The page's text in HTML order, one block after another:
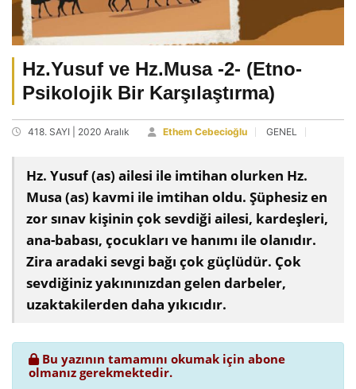
Hz.Yusuf ve Hz.Musa -2- (Etno-
Psikolojik Bir Karşılaştırma)
418. SAYI | 2020 Aralık Ethem Cebecioğlu GENEL
Hz. Yusuf (as) ailesi ile imtihan olurken Hz.
Musa (as) kavmi ile imtihan oldu. Şüphesiz en
zor sınav kişinin çok sevdiği ailesi, kardeşleri,
ana-babası, çocukları ve hanımı ile olanıdır.
Zira aradaki sevgi bağı çok güçlüdür. Çok
sevdiğiniz yakınınızdan gelen darbeler,
uzaktakilerden daha yıkıcıdır.
Bu yazının tamamını okumak için abone
olmanız gerekmektedir.